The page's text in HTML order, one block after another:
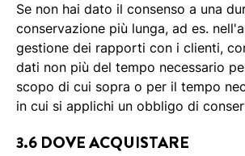
Se non hai dato il consenso a una
conservazione più lunga, ad es.
gestione dei rapporti con i clienti,
dati non più del tempo necessario
scopo di cui sopra o per il tempo
in cui si applichi un obbligo di
3.6 DOVE ACQUISTARE